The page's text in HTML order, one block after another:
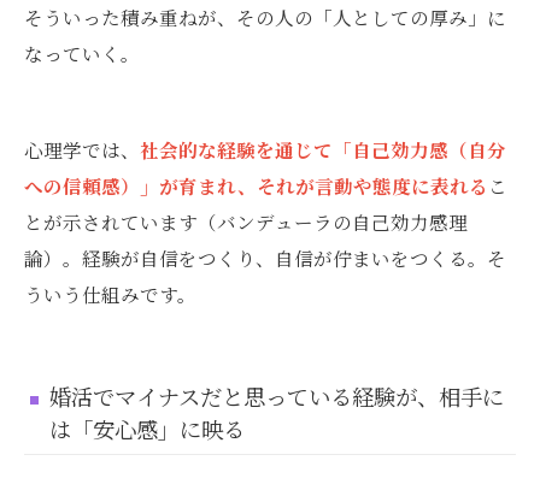
そういった積み重ねが、その人の「人としての厚み」に
なっていく。
心理学では、 社会的な経験を通じて「自己効力感（自分
への信頼感）」が育まれ、それが言動や態度に表れる こ
とが示されています（バンデューラの自己効力感理
論）。経験が自信をつくり、自信が佇まいをつくる。そ
ういう仕組みです。
婚活でマイナスだと思っている経験が、相手に
は「安心感」に映る